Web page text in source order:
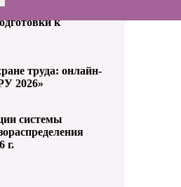
отраслевое
к
труда: онлайн-
2026»
системы
г.